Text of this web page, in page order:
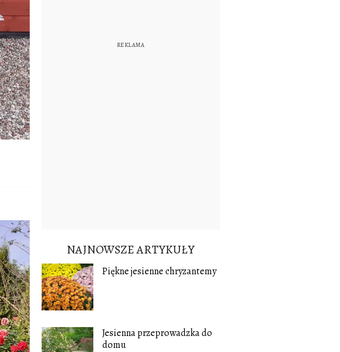
NAJNOWSZE ARTYKUŁY
Piękne jesienne chryzantemy
Jesienna przeprowadzka do
domu